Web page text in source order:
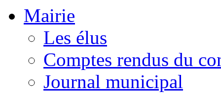
Mairie
Les élus
Comptes rendus du
Journal municipal